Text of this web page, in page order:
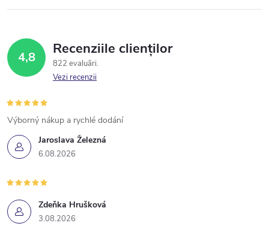
u
l
i
s
t
ă
r
a
e
4,8 Recenziile clienților
822 evaluări
Vezi recenzii
Jaroslava Železná
6.08.2026
Výborný nákup a rychlé dodání
Zdeňka Hrušková
3.08.2026